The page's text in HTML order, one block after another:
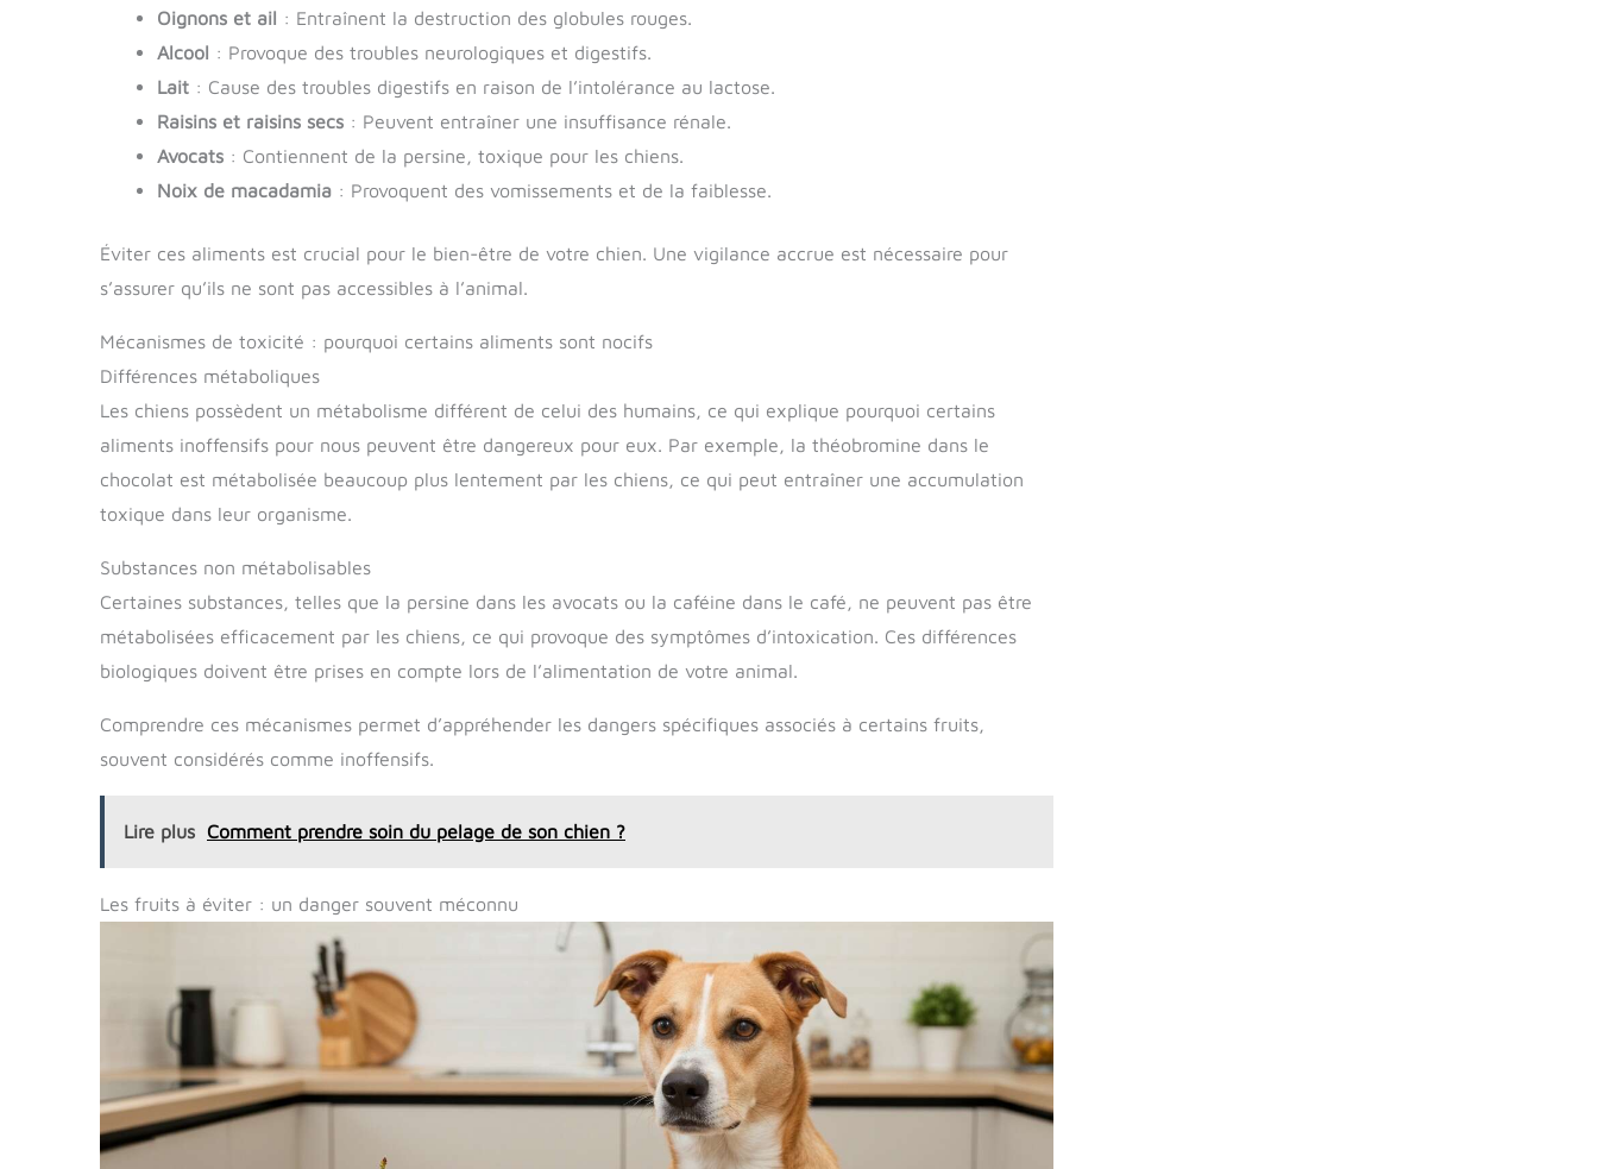
Oignons et ail : Entraînent la destruction des globules rouges.
Alcool : Provoque des troubles neurologiques et digestifs.
Lait : Cause des troubles digestifs en raison de l’intolérance au lactose.
Raisins et raisins secs : Peuvent entraîner une insuffisance rénale.
Avocats : Contiennent de la persine, toxique pour les chiens.
Noix de macadamia : Provoquent des vomissements et de la faiblesse.
Éviter ces aliments est crucial pour le bien-être de votre chien. Une vigilance accrue est nécessaire pour
s’assurer qu’ils ne sont pas accessibles à l’animal.
Mécanismes de toxicité : pourquoi certains aliments sont nocifs
Différences métaboliques
Les chiens possèdent un métabolisme différent de celui des humains, ce qui explique pourquoi certains
aliments inoffensifs pour nous peuvent être dangereux pour eux. Par exemple, la théobromine dans le
chocolat est métabolisée beaucoup plus lentement par les chiens, ce qui peut entraîner une accumulation
toxique dans leur organisme.
Substances non métabolisables
Certaines substances, telles que la persine dans les avocats ou la caféine dans le café, ne peuvent pas être
métabolisées efficacement par les chiens, ce qui provoque des symptômes d’intoxication. Ces différences
biologiques doivent être prises en compte lors de l’alimentation de votre animal.
Comprendre ces mécanismes permet d’appréhender les dangers spécifiques associés à certains fruits,
souvent considérés comme inoffensifs.
Lire plus Comment prendre soin du pelage de son chien ?
Les fruits à éviter : un danger souvent méconnu